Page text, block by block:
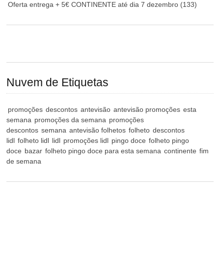
Oferta entrega + 5€ CONTINENTE até dia 7 dezembro (133)
Nuvem de Etiquetas
promoções descontos antevisão antevisão promoções esta
semana promoções da semana promoções
descontos semana antevisão folhetos folheto descontos
lidl folheto lidl lidl promoções lidl pingo doce folheto pingo
doce bazar folheto pingo doce para esta semana continente fim
de semana